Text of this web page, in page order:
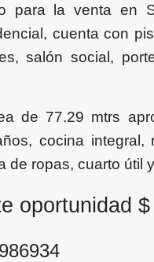
para la venta en
cuenta con
salón social,
de 77.29 mtrs
cocina integral,
de ropas, cuarto útil
oportunidad $